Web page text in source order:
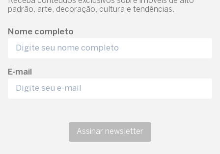
padrão, arte, decoração, cultura e tendências.
Nome completo
E-mail
Assinar newsletter